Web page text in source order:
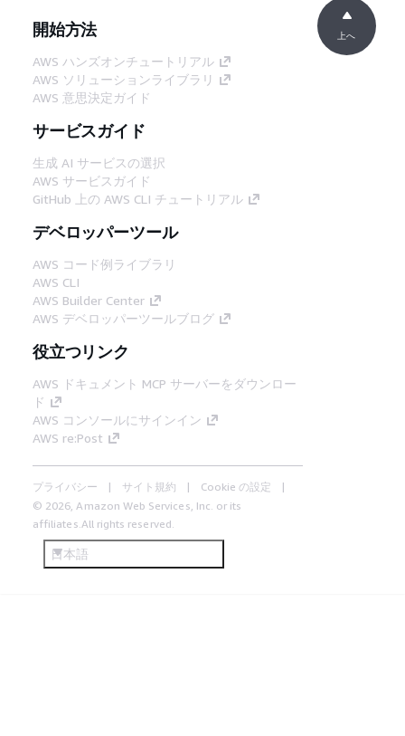
開始方法
AWS ハンズオンチュートリアル
AWS ソリューションライブラリ
AWS 意思決定ガイド
サービスガイド
生成 AI サービスの選択
AWS サービスガイド
GitHub 上の AWS CLI チュートリアル
デベロッパーツール
AWS コード例ライブラリ
AWS CLI
AWS Builder Center
AWS デベロッパーツールブログ
役立つリンク
AWS ドキュメント MCP サーバーをダウンロー
ド
AWS コンソールにサインイン
AWS re:Post
プライバシー サイト規約
Cookie の設定
© 2026, Amazon Web Services, Inc. or its
affiliates.All rights reserved.
日本語
上へ